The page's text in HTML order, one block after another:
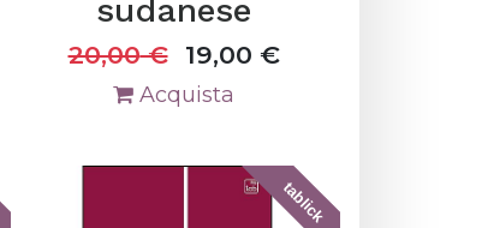
sudanese
20,00€ 19,00 €
Acquista
tablick